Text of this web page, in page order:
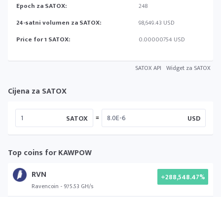
Epoch za SATOX:
248
24-satni volumen za SATOX:
98,649.43 USD
Price for 1 SATOX:
0.00000754 USD
SATOX API Widget za SATOX
Cijena za SATOX
SATOX = USD
Top coins for KAWPOW
RVN
Ravencoin - 975.53 GH/s
+288,548.47%